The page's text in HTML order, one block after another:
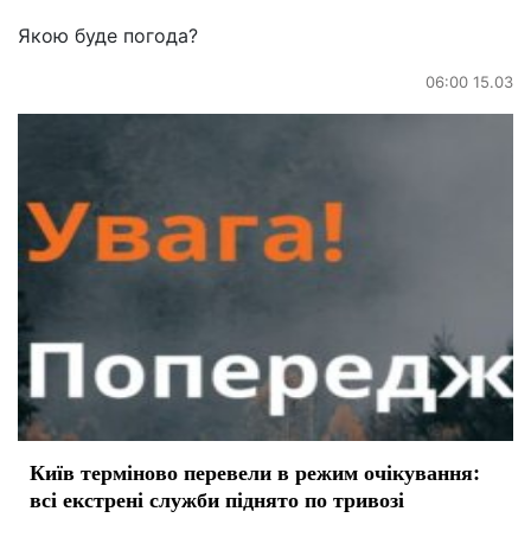
Якою буде погода?
06:00 15.03
Київ терміново перевели в режим очікування:
всі екстрені служби піднято по тривозі